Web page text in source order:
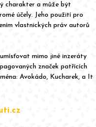
charakter a může být
účely. Jeho použití pro
vlastnických práv autorů
mimo jiné inzeráty
značek patřících
Avokádo, Kucharek, a It